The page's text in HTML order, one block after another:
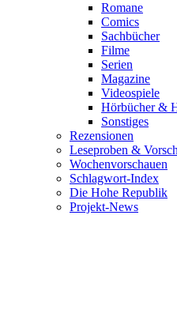
Romane
Comics
Sachbücher
Filme
Serien
Magazine
Videospiele
Hörbücher &
Sonstiges
Rezensionen
Leseproben &
Wochenvorschauen
Schlagwort-Index
Die Hohe Republik
Projekt-News